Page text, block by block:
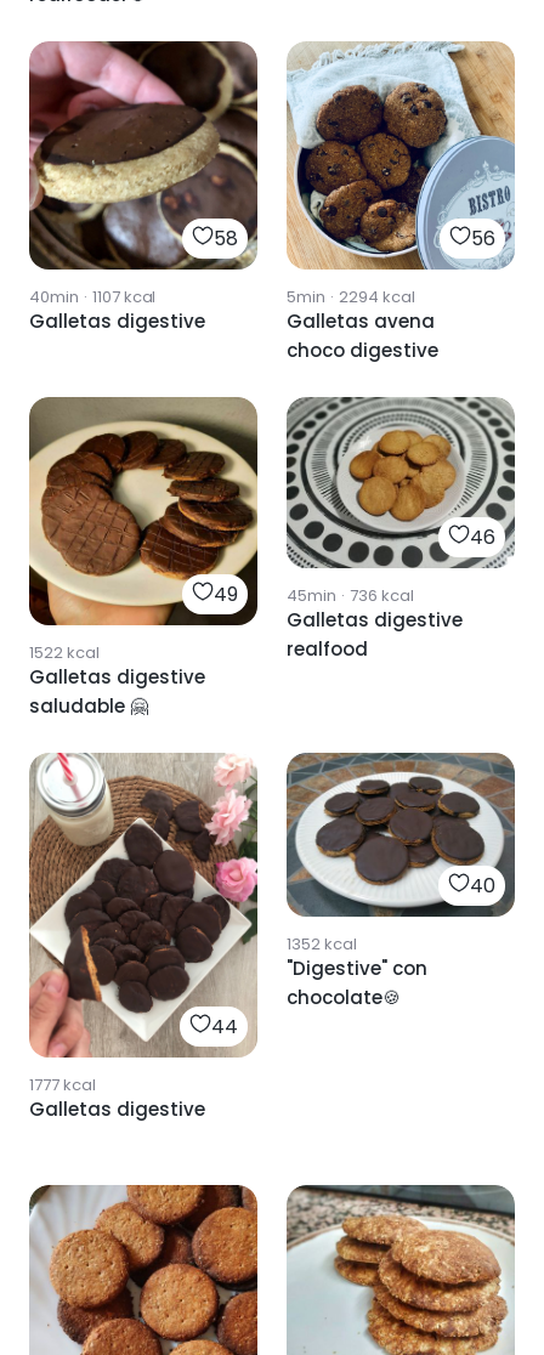
58
40min · 1107kcal
Galletas digestive
56
5min · 2294 kcal
Galletas avena
choco digestive
49
1522kcal
Galletas digestive
saludable 🤗
46
45min · 736 kcal
Galletas digestive
realfood
44
1777kcal
Galletas digestive
40
1352kcal
"Digestive" con
chocolate🍪